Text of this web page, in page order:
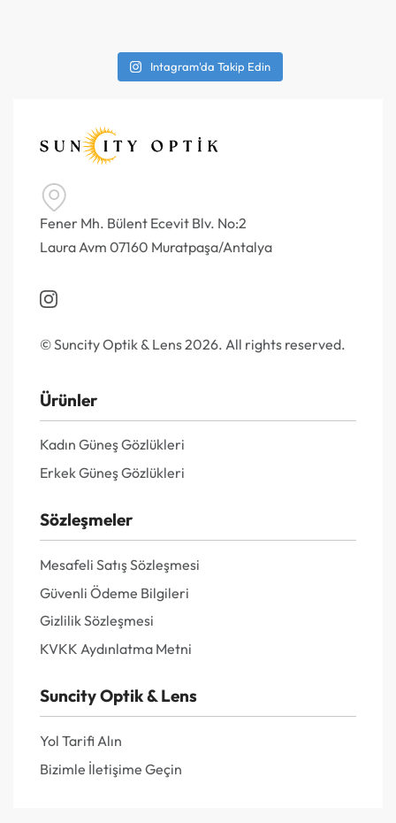
Intagram'da Takip Edin
Fener Mh. Bülent Ecevit Blv. No:2
Laura Avm 07160 Muratpaşa/Antalya
© Suncity Optik & Lens 2026. All rights reserved.
Ürünler
Kadın Güneş Gözlükleri
Erkek Güneş Gözlükleri
Sözleşmeler
Mesafeli Satış Sözleşmesi
Güvenli Ödeme Bilgileri
Gizlilik Sözleşmesi
KVKK Aydınlatma Metni
Suncity Optik & Lens
Yol Tarifi Alın
Bizimle İletişime Geçin